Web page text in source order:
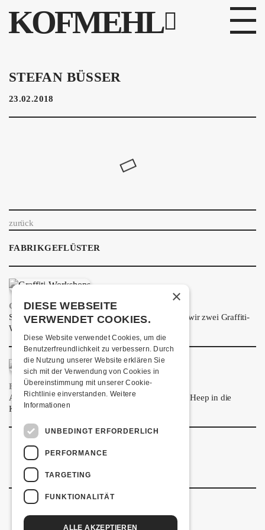
KOFMEHL
PROGRAMM
FABRIKGEFLÜSTER
GALERIE
INFOS
KONTAKT
ÜBER UNS
SHOP
MITMACHEN
STEFAN BÜSSER
23.02.2018
zurück
FABRIKGEFLÜSTER
GRAFFITI-WORKSHOPS
Spray dein eigenes Graffiti! Im September führen wir zwei Graffiti-
Workshops für Kinder und Jugendliche durch.
FRISCH BESTÄTIGT: URIAH HEEP
Am Sonntag, 15. November 2026 kommen Uriah Heep in die
Kulturfabrik Kofmehl!
×
DIESE WEBSEITE
VERWENDET COOKIES.
Diese Website verwendet Cookies, um die
Benutzerfreundlichkeit zu verbessern. Durch
die Nutzung unserer Website erklären Sie
sich mit der Verwendung von Cookies in
Übereinstimmung mit unserer Cookie-
Richtlinie einverstanden. Weitere
Informationen
UNBEDINGT ERFORDERLICH
PERFORMANCE
TARGETING
FUNKTIONALITÄT
ALLE AKZEPTIEREN